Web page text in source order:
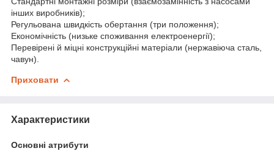
інших виробників);
Регульована швидкість обертання (три положення);
Економічність (низьке споживання електроенергії);
Перевірені й міцні конструкційні матеріали (нержавіюча сталь,
чавун).
Приховати
Характеристики
Основні атрибути